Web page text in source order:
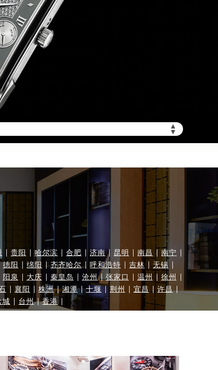
▲
▼
加拨“+86”）
贵阳 哈尔滨 合肥 济南 昆明 南昌
南宁
德阳 绵阳 齐齐哈尔 呼和浩特 吉林
无锡
阳泉 大庆 秦皇岛 沧州 张家口 温州
徐州
襄阳 株洲 湘潭 十堰 荆州 宜昌
许昌
城 台州 香港